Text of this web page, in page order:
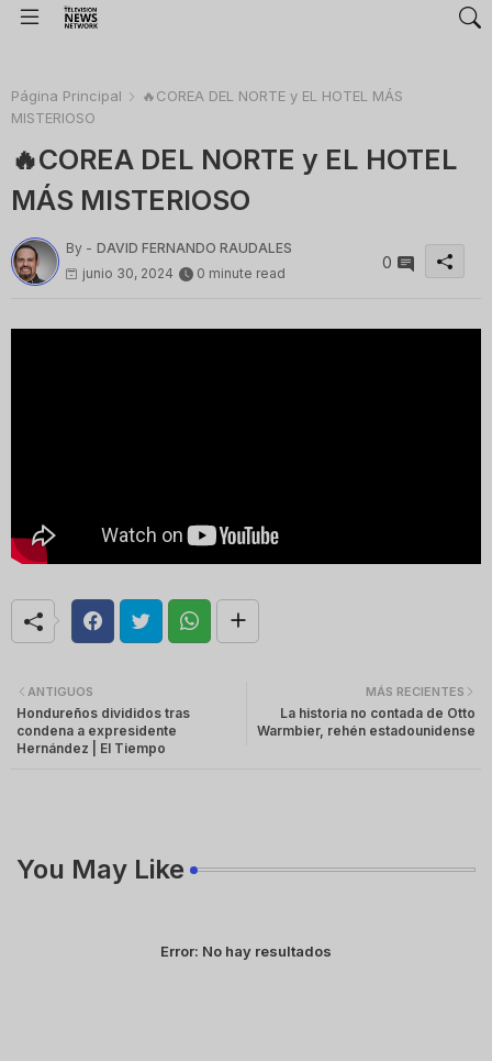
Página Principal
🔥COREA DEL NORTE y EL HOTEL MÁS
MISTERIOSO
🔥COREA DEL NORTE y EL HOTEL
MÁS MISTERIOSO
By - DAVID FERNANDO RAUDALES
junio 30, 2024
0 minute read
0
MÁS RECIENTES
La historia no contada de Otto
Warmbier, rehén estadounidense
ANTIGUOS
Hondureños divididos tras
condena a expresidente
Hernández | El Tiempo
You May Like
Error: No hay resultados